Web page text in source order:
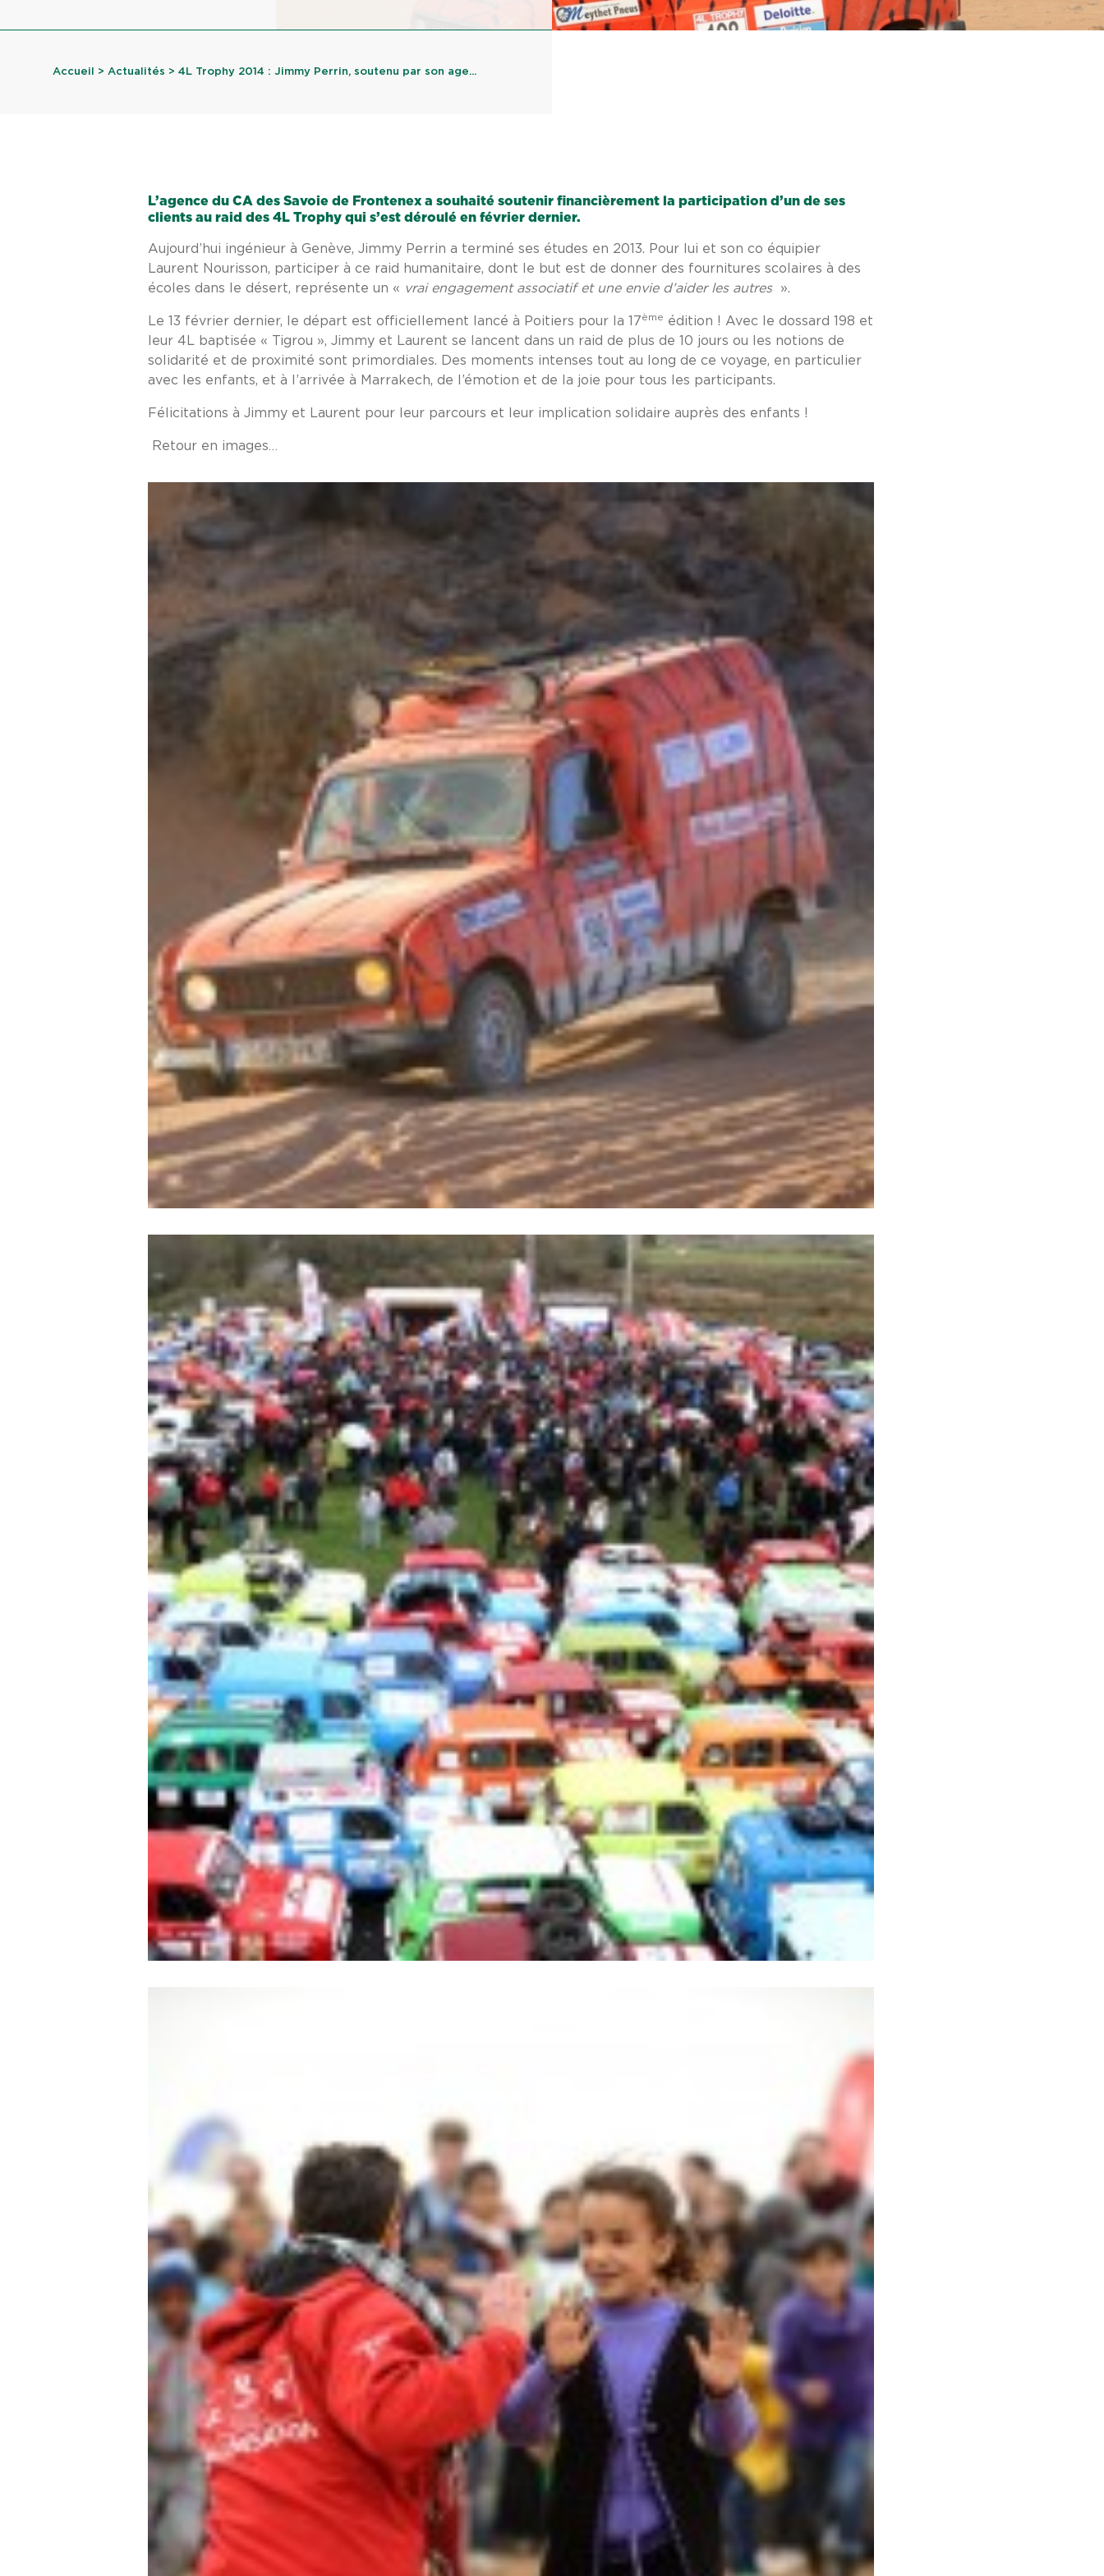
Accueil > Actualités > 4L Trophy 2014 : Jimmy Perrin, soutenu par son age...
L’agence du CA des Savoie de Frontenex a souhaité soutenir financièrement la participation d’un de ses
clients au raid des 4L Trophy qui s’est déroulé en février dernier.
Aujourd’hui ingénieur à Genève, Jimmy Perrin a terminé ses études en 2013. Pour lui et son co équipier
Laurent Nourisson, participer à ce raid humanitaire, dont le but est de donner des fournitures scolaires à des
écoles dans le désert, représente un « vrai engagement associatif et une envie d’aider les autres ».
Le 13 février dernier, le départ est officiellement lancé à Poitiers pour la 17ème édition ! Avec le dossard 198 et
leur 4L baptisée « Tigrou », Jimmy et Laurent se lancent dans un raid de plus de 10 jours ou les notions de
solidarité et de proximité sont primordiales. Des moments intenses tout au long de ce voyage, en particulier
avec les enfants, et à l’arrivée à Marrakech, de l’émotion et de la joie pour tous les participants.
Félicitations à Jimmy et Laurent pour leur parcours et leur implication solidaire auprès des enfants !
Retour en images…